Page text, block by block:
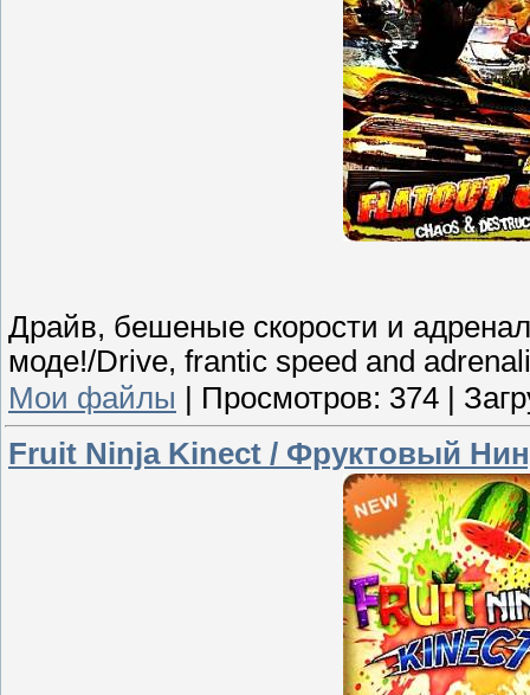
Драйв, бешеные скорости и
моде!/Drive, frantic speed and
Мои файлы | Просмотров: 374 |
Fruit Ninja Kinect / Фруктовый